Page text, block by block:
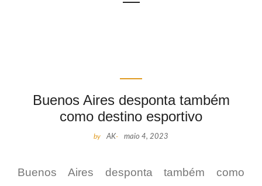
Buenos Aires desponta também
como destino esportivo
by AK- maio 4, 2023
Buenos Aires desponta também como